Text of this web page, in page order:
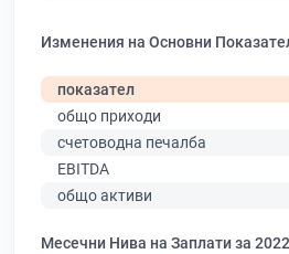
Изменения на Основни
показател
общо приходи
счетоводна печалба
EBITDA
общо активи
Месечни Нива на Заплати за